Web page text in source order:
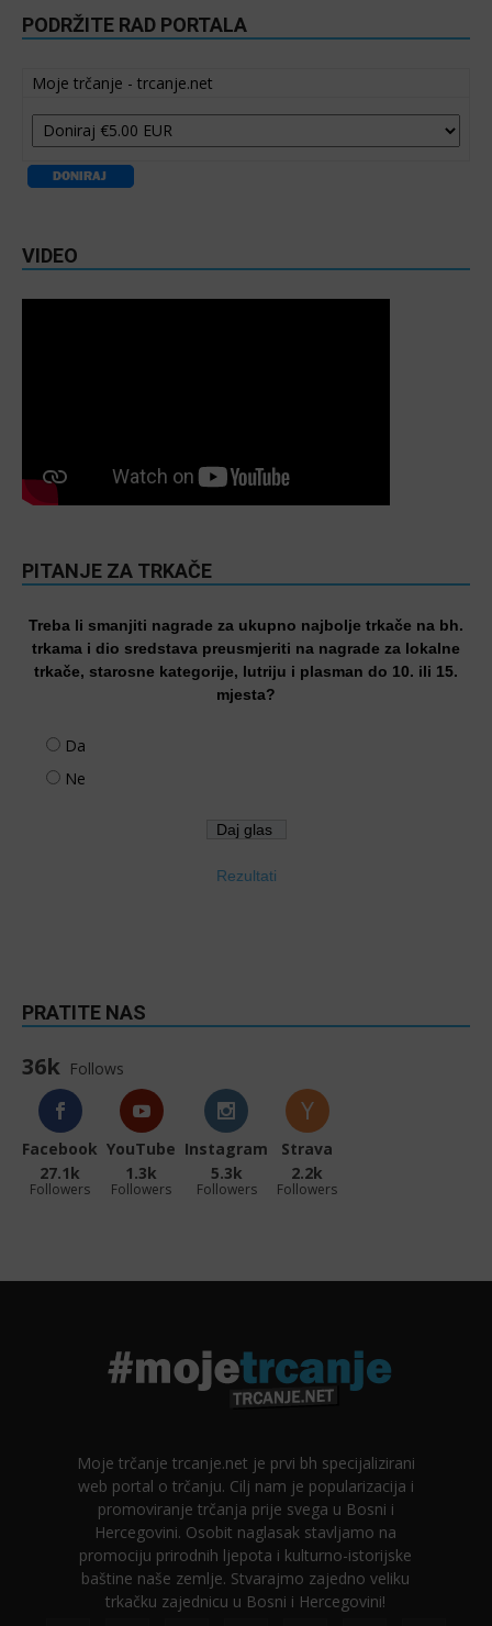
PODRŽITE RAD PORTALA
Moje trčanje - trcanje.net
VIDEO
PITANJE ZA TRKAČE
Treba li smanjiti nagrade za ukupno najbolje trkače na bh.
trkama i dio sredstava preusmjeriti na nagrade za lokalne
trkače, starosne kategorije, lutriju i plasman do 10. ili 15.
mjesta?
Da
Ne
Rezultati
PRATITE NAS
36k Follows
Facebook
27.1k
Followers
YouTube
1.3k
Followers
Instagram
5.3k
Followers
Strava
2.2k
Followers
Moje trčanje trcanje.net je prvi bh specijalizirani
web portal o trčanju. Cilj nam je popularizacija i
promoviranje trčanja prije svega u Bosni i
Hercegovini. Osobit naglasak stavljamo na
promociju prirodnih ljepota i kulturno-istorijske
baštine naše zemlje. Stvarajmo zajedno veliku
trkačku zajednicu u Bosni i Hercegovini!